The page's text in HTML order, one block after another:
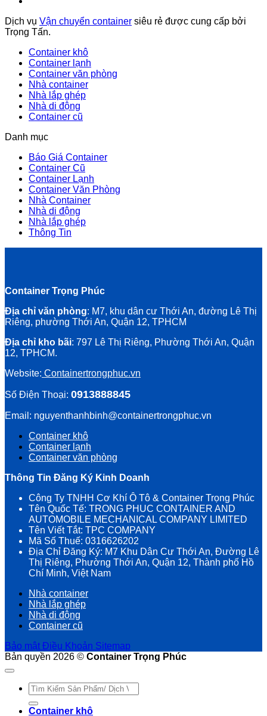
Dịch vụ Vận chuyển container siêu rẻ được cung cấp bởi
Trọng Tấn.
Container khô
Container lạnh
Container văn phòng
Nhà container
Nhà lắp ghép
Nhà di động
Container cũ
Danh mục
Báo Giá Container
Container Cũ
Container Lạnh
Container Văn Phòng
Nhà Container
Nhà di động
Nhà lắp ghép
Thông Tin
Container Trọng Phúc
Địa chỉ văn phòng: M7, khu dân cư Thới An, đường Lê Thị
Riêng, phường Thới An, Quận 12, TPHCM
Địa chỉ kho bãi: 797 Lê Thị Riêng, Phường Thới An, Quận
12, TPHCM.
Website: Containertrongphuc.vn
Số Điện Thoại: 0913888845
Email: nguyenthanhbinh@containertrongphuc.vn
Container khô
Container lạnh
Container văn phòng
Thông Tin Đăng Ký Kinh Doanh
Công Ty TNHH Cơ Khí Ô Tô & Container Trọng Phúc
Tên Quốc Tế: TRONG PHUC CONTAINER AND
AUTOMOBILE MECHANICAL COMPANY LIMITED
Tên Viết Tắt: TPC COMPANY
Mã Số Thuế: 0316626202
Địa Chỉ Đăng Ký: M7 Khu Dân Cư Thới An, Đường Lê
Thị Riêng, Phường Thới An, Quận 12, Thành phố Hồ
Chí Minh, Việt Nam
Nhà container
Nhà lắp ghép
Nhà di động
Container cũ
Bảo mật Điều Khoản Sitemap
Bản quyền 2026 © Container Trọng Phúc
Tìm
kiếm:
Container khô